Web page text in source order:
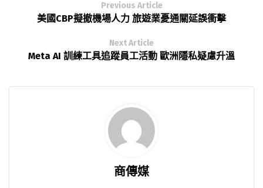
Previous Article
美國CBP擬撤機場人力 旅遊業憂通關延誤衝擊
Next Article
Meta AI 訓練工具追蹤員工活動 歐洲隱私疑慮升溫
商傳媒